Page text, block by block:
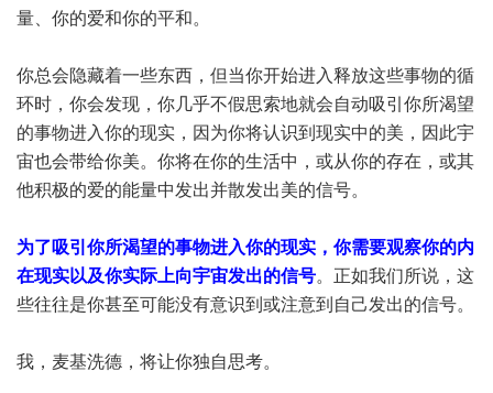
量、你的爱和你的平和。
你总会隐藏着一些东西，但当你开始进入释放这些事物的循
环时，你会发现，你几乎不假思索地就会自动吸引你所渴望
的事物进入你的现实，因为你将认识到现实中的美，因此宇
宙也会带给你美。你将在你的生活中，或从你的存在，或其
他积极的爱的能量中发出并散发出美的信号。
为了吸引你所渴望的事物进入你的现实，你需要观察你的内
在现实以及你实际上向宇宙发出的信号。正如我们所说，这
些往往是你甚至可能没有意识到或注意到自己发出的信号。
我，麦基洗德，将让你独自思考。